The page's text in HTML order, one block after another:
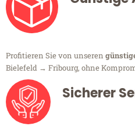
Profitieren Sie von unseren
Bielefeld → Fribourg, ohne
Sicherer